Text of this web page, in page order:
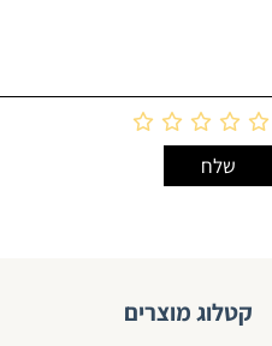
קטלוג מוצרים